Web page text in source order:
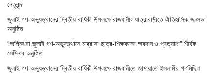
নেতৃবৃন্দ
জুলাই গণ-অভ্যুত্থানের দ্বিতীয় বার্ষিকী উপলক্ষে রাজধানীর যাত্রাবাড়ীতে ঐতিহাসিক জনসভা
অনুষ্ঠিত
“অগ্নিঝরা জুলাই গণ-অভ্যুত্থানে মাদ্রাসা ছাত্র-শিক্ষকদের অবদান ও প্রত্যাশা” শীর্ষক
সেমিনার অনুষ্ঠিত
জুলাই গণ-অভ্যুত্থানের দ্বিতীয় বার্ষিকী উপলক্ষে রাজধানীতে জামায়াতে ইসলামীর গণমিছিল